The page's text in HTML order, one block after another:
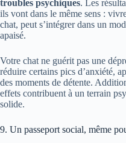
troubles psychiques. Les
ils vont dans le même sens :
chat, peut s’intégrer dans un
apaisé.
Votre chat ne guérit pas une
réduire certains pics d’anxiété,
des moments de détente.
effets contribuent à un terrain
solide.
9. Un passeport social, même